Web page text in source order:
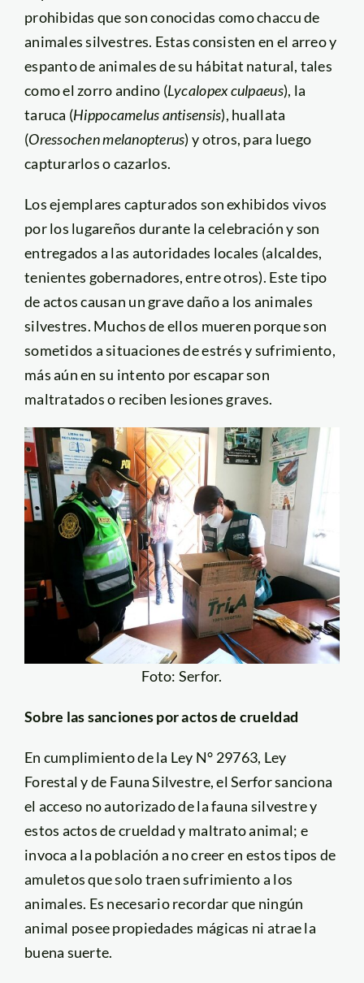
prohibidas que son conocidas como chaccu de
animales silvestres. Estas consisten en el arreo y
espanto de animales de su hábitat natural, tales
como el zorro andino (Lycalopex culpaeus), la
taruca (Hippocamelus antisensis), huallata
(Oressochen melanopterus) y otros, para luego
capturarlos o cazarlos.
Los ejemplares capturados son exhibidos vivos
por los lugareños durante la celebración y son
entregados a las autoridades locales (alcaldes,
tenientes gobernadores, entre otros). Este tipo
de actos causan un grave daño a los animales
silvestres. Muchos de ellos mueren porque son
sometidos a situaciones de estrés y sufrimiento,
más aún en su intento por escapar son
maltratados o reciben lesiones graves.
Foto: Serfor.
Sobre las sanciones por actos de crueldad
En cumplimiento de la Ley N° 29763, Ley
Forestal y de Fauna Silvestre, el Serfor sanciona
el acceso no autorizado de la fauna silvestre y
estos actos de crueldad y maltrato animal; e
invoca a la población a no creer en estos tipos de
amuletos que solo traen sufrimiento a los
animales. Es necesario recordar que ningún
animal posee propiedades mágicas ni atrae la
buena suerte.